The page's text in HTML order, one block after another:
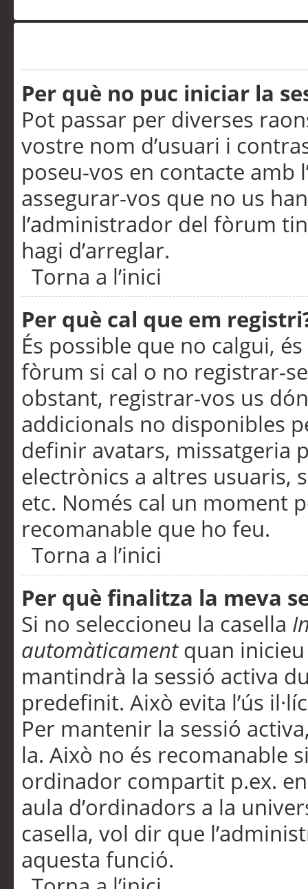
Per què no puc iniciar la
Pot passar per diverses
vostre nom d’usuari i
poseu-vos en contacte
assegurar-vos que no us
l’administrador del fòrum
hagi d’arreglar.
Torna a l’inici
Per què cal que em
És possible que no calgui,
fòrum si cal o no registrar-
obstant, registrar-vos us
addicionals no disponibles
definir avatars, missatgeria
electrònics a altres usuaris,
etc. Només cal un moment
recomanable que ho feu.
Torna a l’inici
Per què finalitza la meva
Si no seleccioneu la casella
automàticamentquan inicieu
mantindrà la sessió activa
predefinit. Això evita l’ús
Per mantenir la sessió
la. Això no és recomanable
ordinador compartit p.ex.
aula d’ordinadors a la
casella, vol dir que
aquesta funció.